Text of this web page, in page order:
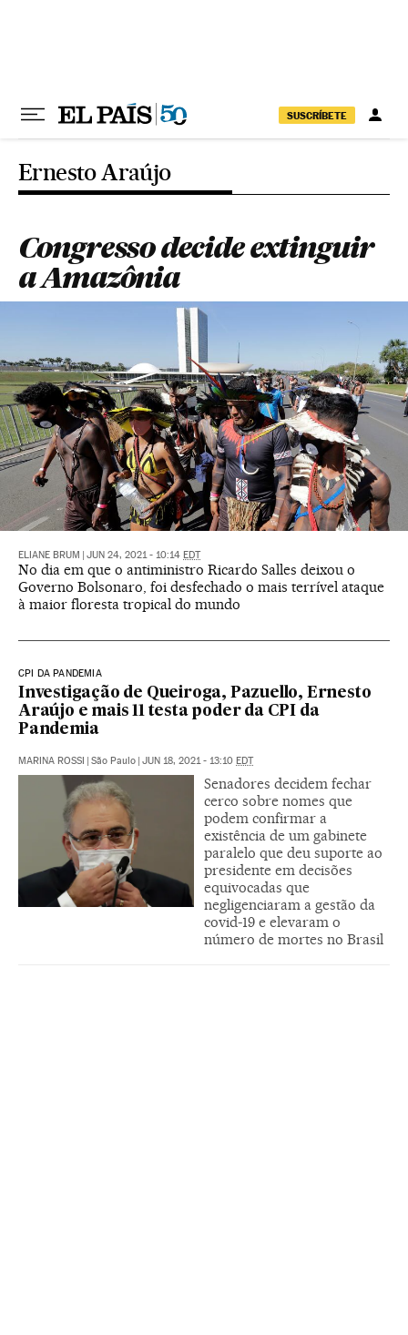
SUSCRÍBETE
Ernesto Araújo
Congresso decide extinguir
a Amazônia
ELIANE BRUM JUN 24, 2021 - 10:14 EDT
No dia em que o antiministro Ricardo Salles deixou o
Governo Bolsonaro, foi desfechado o mais terrível ataque
à maior floresta tropical do mundo
CPI DA PANDEMIA
Investigação de Queiroga, Pazuello, Ernesto
Araújo e mais 11 testa poder da CPI da
Pandemia
MARINA ROSSI São Paulo JUN 18, 2021 - 13:10 EDT
Senadores decidem fechar
cerco sobre nomes que
podem confirmar a
existência de um gabinete
paralelo que deu suporte ao
presidente em decisões
equivocadas que
negligenciaram a gestão da
covid-19 e elevaram o
número de mortes no Brasil